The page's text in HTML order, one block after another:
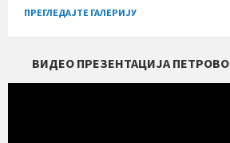
ПРЕГЛЕДАЈТЕ ГАЛЕРИЈУ
ВИДЕО ПРЕЗЕНТАЦИЈА ПЕТРОВО